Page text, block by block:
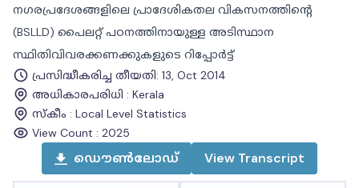
നഗരപ്രദേശങ്ങളിലെ പ്രാദേശികതല വികസനത്തിന്റെ
(BSLLD) പൈലറ്റ് പഠനത്തിനായുള്ള അടിസ്ഥാന
സ്ഥിതിവിവരക്കണക്കുകളുടെ റിപ്പോർട്ട്
പ്രസിദ്ധീകരിച്ച തീയതി: 13, Oct 2014
അധികാരപരിധി : Kerala
സ്കീം : Local Level Statistics
View Count : 2025
ഡൌൺലോഡ് View Transcript